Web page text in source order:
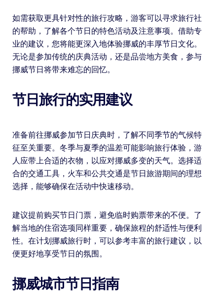
如需获取更具针对性的旅行攻略，游客可以寻求旅行社
的帮助，了解各个节日的特色活动及注意事项。借助专
业的建议，您将能更深入地体验挪威的丰厚节日文化。
无论是参加传统的庆典活动，还是品尝地方美食，参与
挪威节日将带来难忘的回忆。
节日旅行的实用建议
准备前往挪威参加节日庆典时，了解不同季节的气候特
征至关重要。冬季与夏季的温差可能影响旅行体验，游
人应带上合适的衣物，以应对挪威多变的天气。选择适
合的交通工具，火车和公共交通是节日旅游期间的理想
选择，能够确保在活动中快速移动。
建议提前购买节日门票，避免临时购票带来的不便。了
解当地的住宿选项同样重要，确保旅程的舒适性与便利
性。在计划挪威旅行时，可以参考丰富的旅行建议，以
便更好地享受节日的氛围。
挪威城市节日指南